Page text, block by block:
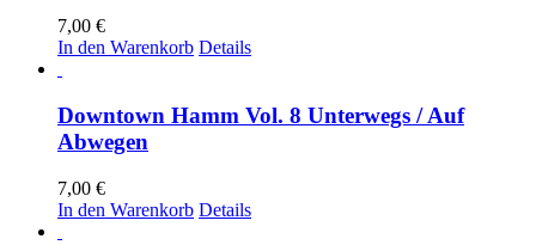
7,00 €
In den Warenkorb Details
Downtown Hamm Vol. 8 Unterwegs / Auf
Abwegen
7,00 €
In den Warenkorb Details